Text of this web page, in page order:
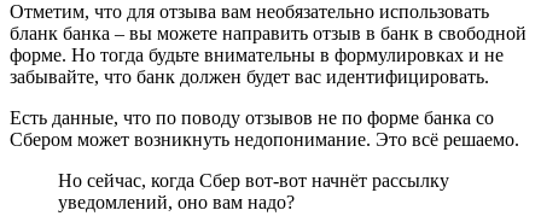
Отметим, что для отзыва вам необязательно использовать
бланк банка – вы можете направить отзыв в банк в свободной
форме. Но тогда будьте внимательны в формулировках и не
забывайте, что банк должен будет вас идентифицировать.
Есть данные, что по поводу отзывов не по форме банка со
Сбером может возникнуть недопонимание. Это всё решаемо.
Но сейчас, когда Сбер вот-вот начнёт рассылку
уведомлений, оно вам надо?